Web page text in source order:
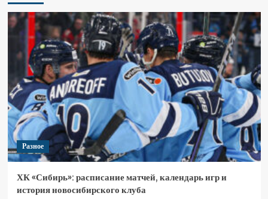
Разное
ХК «Сибирь»: расписание матчей, календарь игр и
история новосибирского клуба